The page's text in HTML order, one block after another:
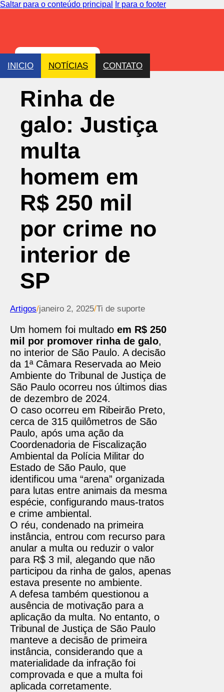
Saltar para o conteúdo principal Ir para o footer
INICIO NOTÍCIAS CONTATO
Rinha de
galo: Justiça
multa
homem em
R$ 250 mil
por crime no
interior de
SP
Artigos/janeiro 2, 2025/Ti de suporte
Um homem foi multado em R$ 250
mil por promover rinha de galo,
no interior de São Paulo. A decisão
da 1ª Câmara Reservada ao Meio
Ambiente do Tribunal de Justiça de
São Paulo ocorreu nos últimos dias
de dezembro de 2024.
O caso ocorreu em Ribeirão Preto,
cerca de 315 quilômetros de São
Paulo, após uma ação da
Coordenadoria de Fiscalização
Ambiental da Polícia Militar do
Estado de São Paulo, que
identificou uma “arena” organizada
para lutas entre animais da mesma
espécie, configurando maus-tratos
e crime ambiental.
O réu, condenado na primeira
instância, entrou com recurso para
anular a multa ou reduzir o valor
para R$ 3 mil, alegando que não
participou da rinha de galos, apenas
estava presente no ambiente.
A defesa também questionou a
ausência de motivação para a
aplicação da multa. No entanto, o
Tribunal de Justiça de São Paulo
manteve a decisão de primeira
instância, considerando que a
materialidade da infração foi
comprovada e que a multa foi
aplicada corretamente.